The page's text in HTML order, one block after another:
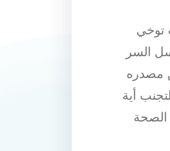
توخي
السر
مصدره
أية
الصحة